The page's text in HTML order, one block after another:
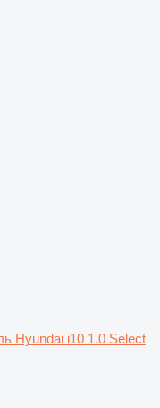
Hyundai i10 1.0 Select